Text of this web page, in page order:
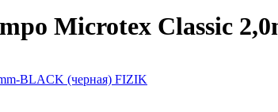
Microtex Classic
BLACK (черная) FIZIK